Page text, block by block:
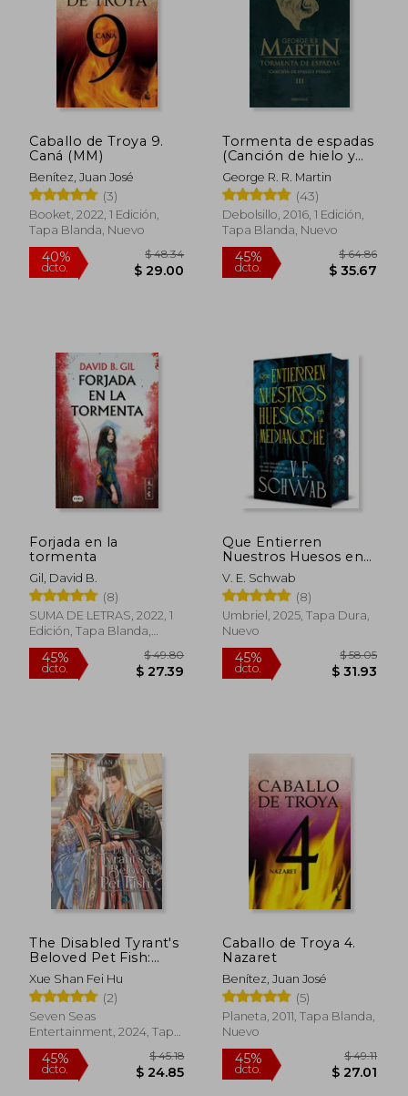
45%
dcto.
45%
dcto.
45%
dcto.
$ 45.18
$ 24.85
45%
dcto. $
Caballo de Troya 9.
Caná (MM)
Benítez, Juan José
(3)
Booket, 2022, 1 Edición,
Tapa Blanda, Nuevo
Tormenta de espadas
(Canción de hielo y
fuego III)
George R. R. Martin
(43)
Debolsillo, 2016, 1 Edición,
Tapa Blanda, Nuevo
Forjada en la
tormenta
Gil, David B.
(8)
SUMA DE LETRAS, 2022, 1
Edición, Tapa Blanda,
Nuevo
Que Entierren
Nuestros Huesos en
la Medianoche -
Edición especial
V. E. Schwab
(8)
Umbriel, 2025, Tapa Dura,
Nuevo
The Disabled Tyrant's
Beloved Pet Fish:
Canji Baojun De
Zhangxin Yu Chong
(Novel) Vol. 3 (en
Inglés)
Xue Shan Fei Hu
(2)
Seven Seas
Entertainment, 2024, Tapa
Blanda, Nuevo
Caballo de Troya 4.
Nazaret
Benítez, Juan José
(5)
Planeta, 2011, Tapa Blanda,
Nuevo